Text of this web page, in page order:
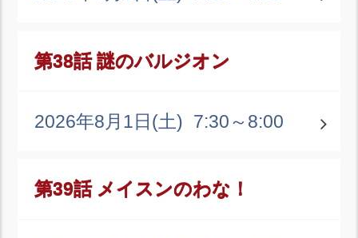
第38話 謎のバルジオン
2026年8月1日(土) 7:30～8:00
第39話 メイスンのわな！